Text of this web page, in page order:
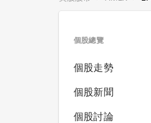
個股總覽
個股走勢
個股新聞
個股討論